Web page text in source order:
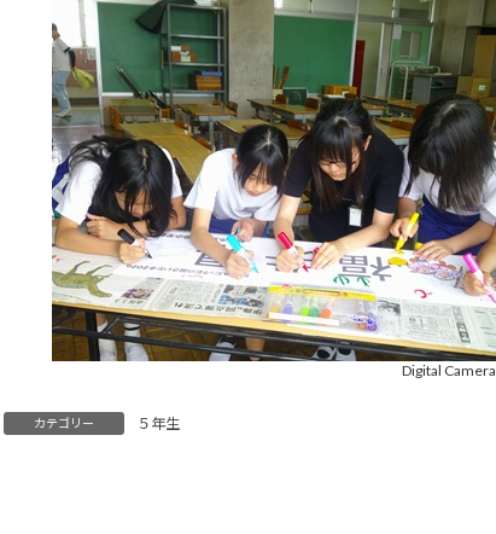
Digital Camera
カテゴリー ５年生